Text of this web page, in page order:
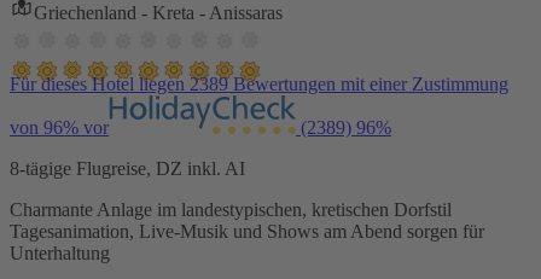
Griechenland - Kreta - Anissaras
Für dieses Hotel liegen 2389 Bewertungen mit einer Zustimmung
von 96% vor (2389) 96%
8-tägige Flugreise, DZ inkl. AI
Charmante Anlage im landestypischen, kretischen Dorfstil
Tagesanimation, Live-Musik und Shows am Abend sorgen für
Unterhaltung